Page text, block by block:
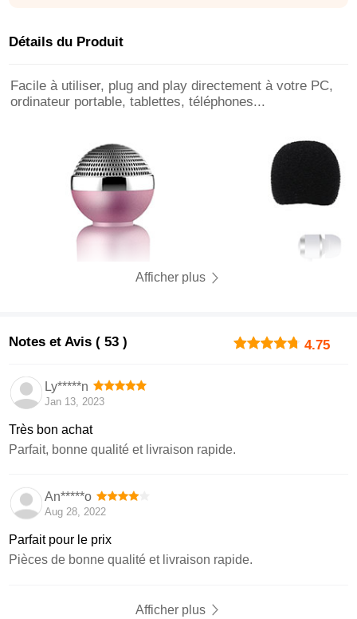
Détails du Produit
Facile à utiliser, plug and play directement à votre PC,
ordinateur portable, tablettes, téléphones...
Afficher plus
Notes et Avis ( 53 ) 4.75
Ly*****n
Jan 13, 2023
Très bon achat
Parfait, bonne qualité et livraison rapide.
An*****o
Aug 28, 2022
Parfait pour le prix
Pièces de bonne qualité et livraison rapide.
Afficher plus